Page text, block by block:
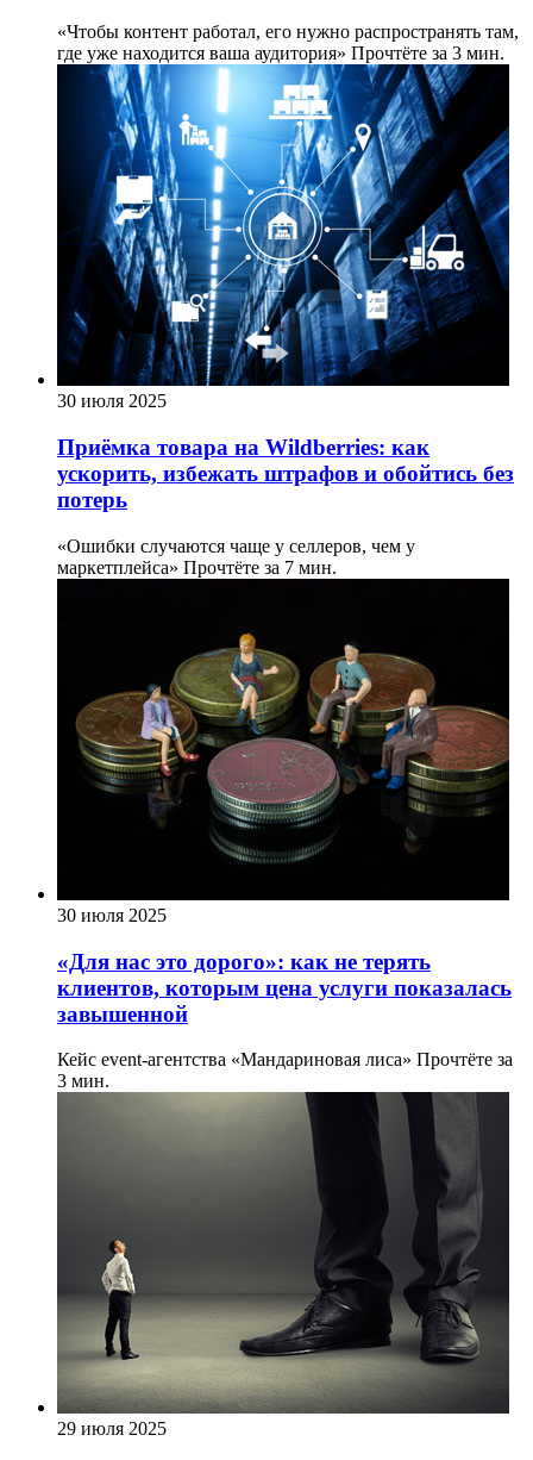
«Чтобы контент работал, его нужно распространять там,
где уже находится ваша аудитория» Прочтёте за 3 мин.
30 июля 2025
Приёмка товара на Wildberries: как
ускорить, избежать штрафов и обойтись без
потерь
«Ошибки случаются чаще у селлеров, чем у
маркетплейса» Прочтёте за 7 мин.
30 июля 2025
«Для нас это дорого»: как не терять
клиентов, которым цена услуги показалась
завышенной
Кейс event-агентства «Мандариновая лиса» Прочтёте за
3 мин.
29 июля 2025